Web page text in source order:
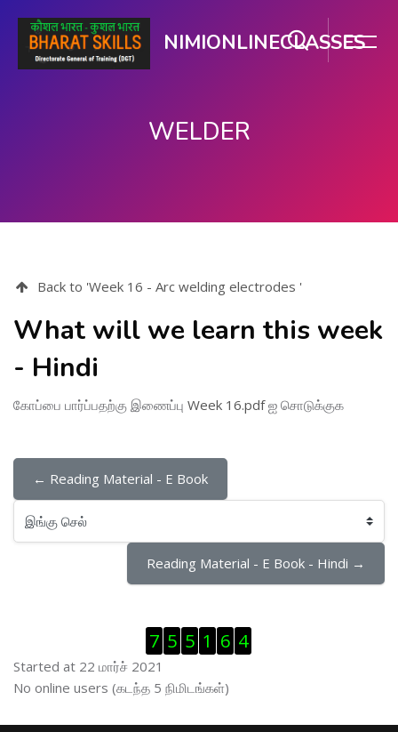
NIMIONLINECLASSES
WELDER
Back to 'Week 16 - Arc welding electrodes '
What will we learn this week
- Hindi
கோப்பை பார்ப்பதற்கு இணைப்பு Week 16.pdfஐ சொடுக்குக
← Reading Material - E Book
இங்கு செல்
Reading Material - E Book - Hindi →
Visitor Counter ஐத் தவிர்
7 5 5 1 6 4
Started at 22 மார்ச் 2021
இணைப்புநிலைப் பயனாளர் ஐத் தவிர்
No online users (கடந்த 5 நிமிடங்கள்)